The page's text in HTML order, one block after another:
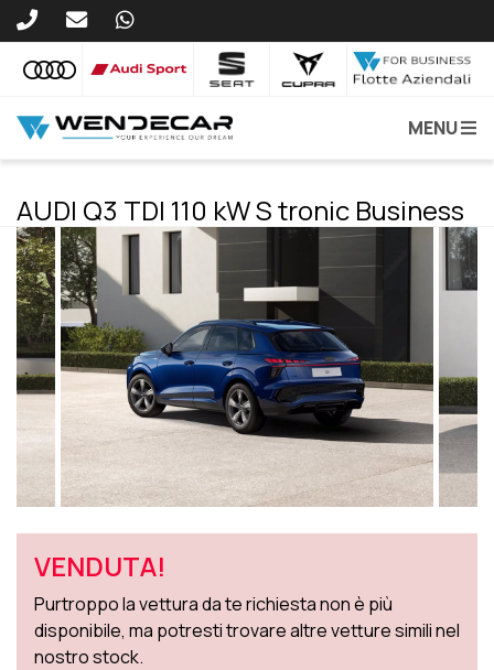
MENU
AUDI Q3 TDI 110 kW S tronic Business
VENDUTA!
Purtroppo la vettura da te richiesta non è più
disponibile, ma potresti trovare altre vetture simili nel
nostro stock.